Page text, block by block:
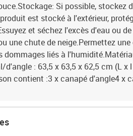
Si possible, stockez
est stocké à l'extérieur,
et séchez l'excès d'eau ou
une chute de neige.Permettez
dommages liés à
: 63,5 x 63,5 x 62,5 cm (L x
contient :3 x canapé d'angle4 x